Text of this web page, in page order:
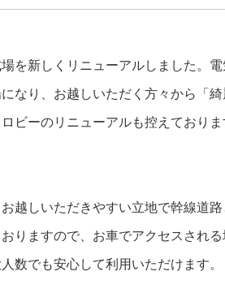
を新しくリニューアルしました。
なり、お越しいただく方々から「
ビーのリニューアルも控えており
越しいただきやすい立地で幹線道
りますので、お車でアクセスされ
数でも安心して利用いただけます。